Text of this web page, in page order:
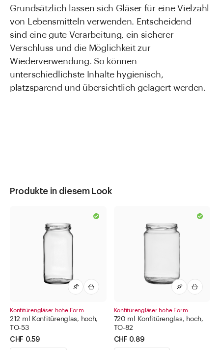
Grundsätzlich lassen sich Gläser für eine Vielzahl
von Lebensmitteln verwenden. Entscheidend
sind eine gute Verarbeitung, ein sicherer
Verschluss und die Möglichkeit zur
Wiederverwendung. So können
unterschiedlichste Inhalte hygienisch,
platzsparend und übersichtlich gelagert werden.
Produkte in diesem Look
Konfitürengläser hohe Form
212 ml Konfitürenglas, hoch,
TO-53
CHF 0.59
Konfitürengläser hohe Form
720 ml Konfitürenglas, hoch,
TO-82
CHF 0.89